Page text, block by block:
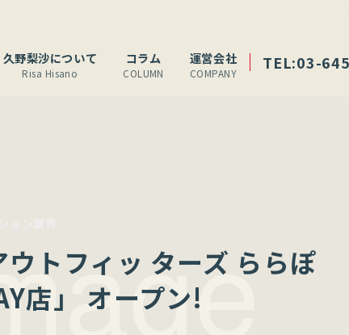
久野梨沙について
Risa Hisano
コラム
COLUMN
運営会社
COMPANY
TEL:03-
ウトフィッ ターズ ららぽ
店」 オープン!